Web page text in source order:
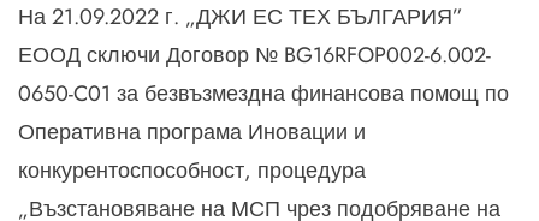
На 21.09.2022 г. „ДЖИ ЕС ТЕХ БЪЛГАРИЯ”
ЕООД сключи Договор № BG16RFOP002-6.002-
0650-C01 за безвъзмездна финансова помощ по
Оперативна програма Иновации и
конкурентоспособност, процедура
„Възстановяване на МСП чрез подобряване на